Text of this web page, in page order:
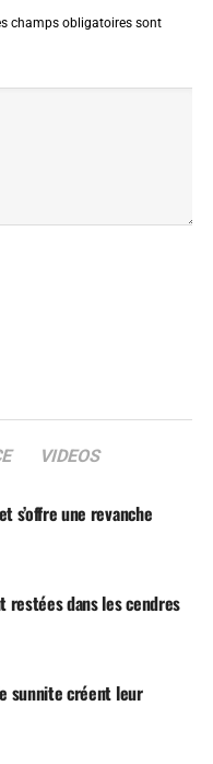
champs obligatoires sont
VIDEOS
s’offre une revanche
restées dans les cendres
sunnite créent leur